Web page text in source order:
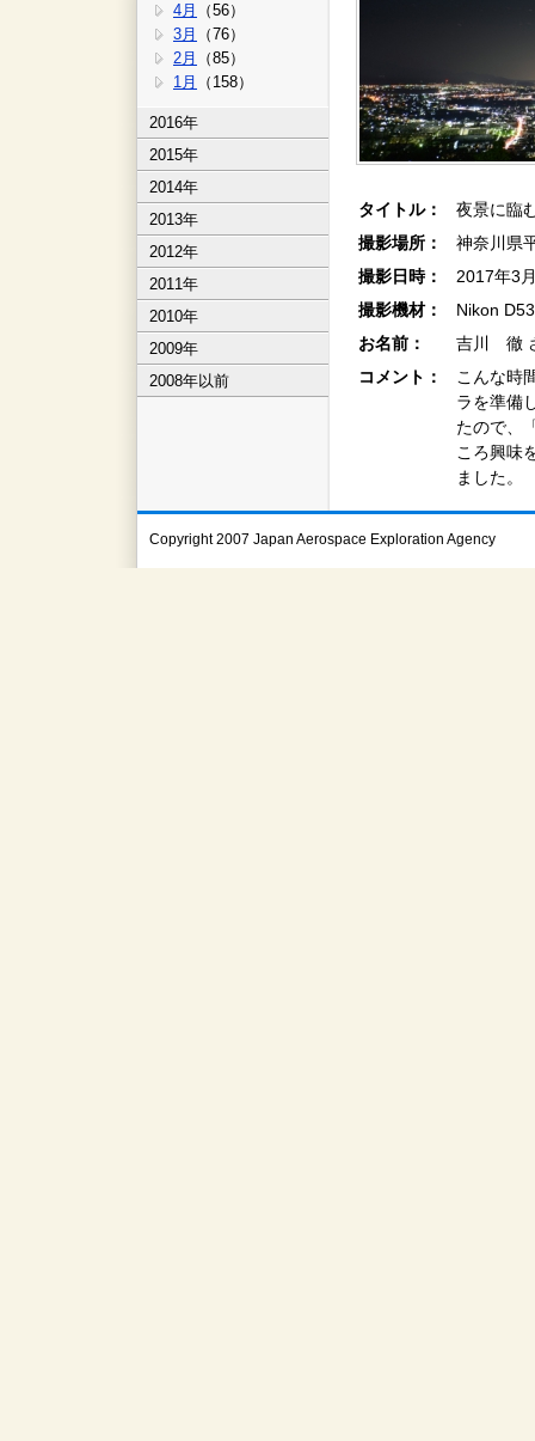
4月
（56）
3月
（76）
2月
（85）
1月
（158）
2016年
2015年
2014年
2013年
2012年
2011年
2010年
2009年
2008年以前
タイトル：
夜景に臨
撮影場所：
神奈川県
撮影日時：
2017年3
撮影機材：
Nikon
お名前：
吉川 徹
コメント：
こんな時
ラを準備
たので、
ころ興味
ました。
Copyright 2007 Japan Aerospace Exploration Agency